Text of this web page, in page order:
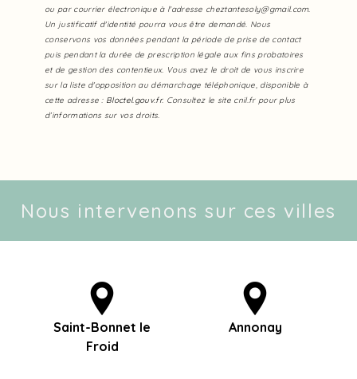
ou par courrier électronique à l'adresse cheztantesoly@gmail.com.
Un justificatif d'identité pourra vous être demandé. Nous
conservons vos données pendant la période de prise de contact
puis pendant la durée de prescription légale aux fins probatoires
et de gestion des contentieux. Vous avez le droit de vous inscrire
sur la liste d'opposition au démarchage téléphonique, disponible à
cette adresse : Bloctel.gouv.fr. Consultez le site cnil.fr pour plus
d’informations sur vos droits.
Nous intervenons sur ces villes
Saint-Bonnet le
Froid
Annonay